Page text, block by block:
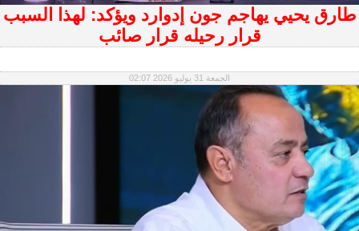
طارق يحيي يهاجم جون إدوارد ويؤكد: لهذا السبب
قرار رحيله قرار صائب
الجمعة 31 يوليو 2026 02:07